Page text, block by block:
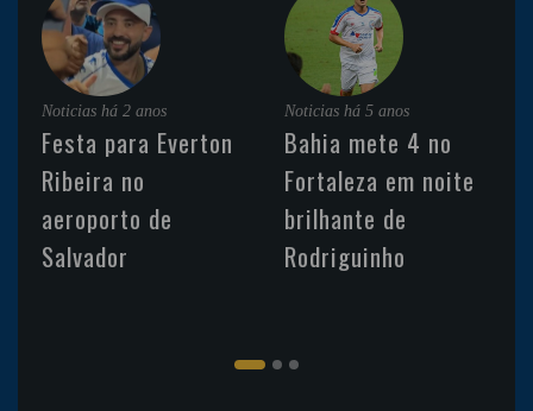
Noticias há 2 anos
Festa para Everton
Ribeira no
aeroporto de
Salvador
Noticias há 5 anos
Bahia mete 4 no
Fortaleza em noite
brilhante de
Rodriguinho